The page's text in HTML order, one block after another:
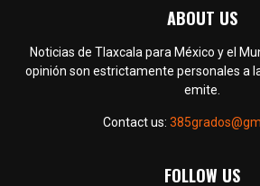
ABOUT US
Noticias de Tlaxcala para México y el
opinión son estrictamente personales a
emite.
Contact us:
FOLLOW US